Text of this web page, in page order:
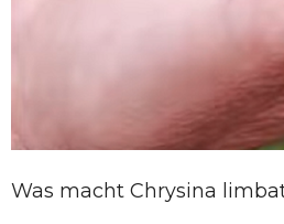
Was macht Chrysina